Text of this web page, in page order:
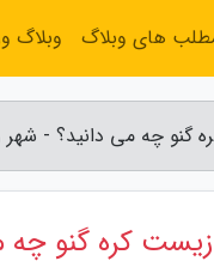
گنو چه می دانید؟ - شهر
زیست کره گنو چه
های وبلاگ وبلاگ